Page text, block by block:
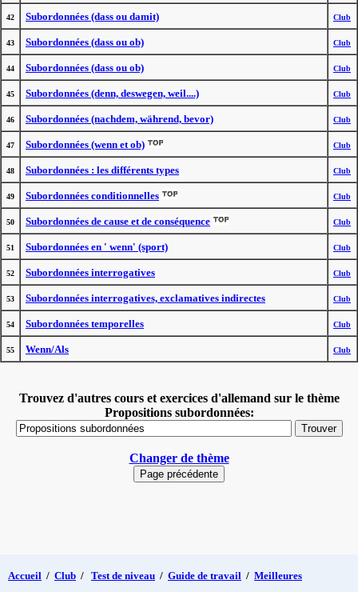
42 Subordonnées (dass ou damit) Club
43 Subordonnées (dass ou ob) Club
44 Subordonnées (dass ou ob) Club
45 Subordonnées (denn, deswegen, weil....) Club
46 Subordonnées (nachdem, während, bevor) Club
47 Subordonnées (wenn et ob) Club
48 Subordonnées : les différents types Club
49 Subordonnées conditionnelles Club
50 Subordonnées de cause et de conséquence Club
51 Subordonnées en ' wenn' (sport) Club
52 Subordonnées interrogatives Club
53 Subordonnées interrogatives, exclamatives indirectes Club
54 Subordonnées temporelles Club
55 Wenn/Als Club
Trouvez d'autres cours et exercices d'allemand sur le thème
Propositions subordonnées:
Changer de thème
Accueil / Club / Test de niveau / Guide de travail / Meilleures